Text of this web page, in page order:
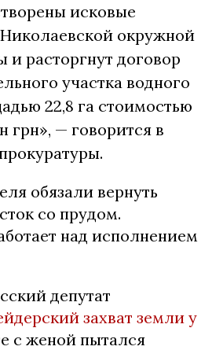
исковые
окружной
и расторгнут договор
участка водного
22,8 га стоимостью
грн», — говорится в
обязали вернуть
со прудом.
над исполнением
депутат
захват земли у
с женой пытался